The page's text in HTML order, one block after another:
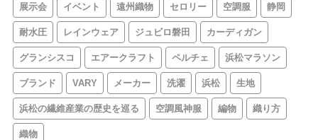
展示会 イベント 遠州織物 セロリー 空調服 静岡
耐水圧 レインウェア ジュビロ磐田 カーディガン
グランシスコ エアークラフト ペルチェ 浜松マラソン
ブランド VARY メーカー 洗濯 浜松 生地
浜松の繊維産業の歴史を巡る 空調風神服 編物 織り方
織物